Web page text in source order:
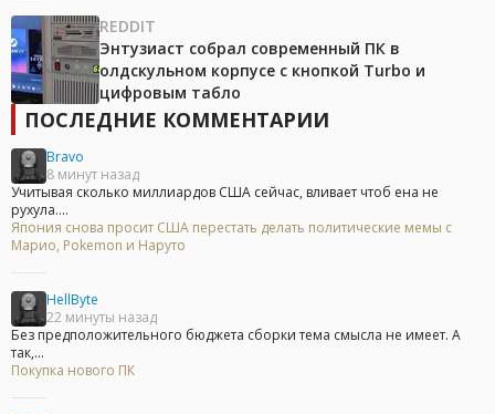
REDDIT
Энтузиаст собрал современный ПК в
олдскульном корпусе с кнопкой Turbo и
цифровым табло
ПОСЛЕДНИЕ КОММЕНТАРИИ
Bravo
8 минут назад
Учитывая сколько миллиардов США сейчас, вливает чтоб ена не
рухула....
Япония снова просит США перестать делать политические мемы с
Марио, Pokemon и Наруто
HellByte
22 минуты назад
Без предположительного бюджета сборки тема смысла не имеет. А
так,...
Покупка нового ПК